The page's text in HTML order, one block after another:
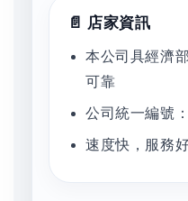
📄 店家資訊
本公司具經濟
可靠
公司統一編號
速度快，服務